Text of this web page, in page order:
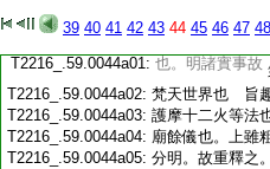
39 40 41 42 43 44 45 46 47 48
T2216_.59.0043c28:
火祠之法也。圍
T2216_.59.0043c29:明論者先云圍陀
T2216_.59.0044a01: 也。明諸實事故
T2216_.59.0044a02: 梵天世界也 旨
T2216_.59.0044a03: 護摩十二火等法
T2216_.59.0044a04: 廟餘儀也。上雖
T2216_.59.0044a05: 分明。故重釋之